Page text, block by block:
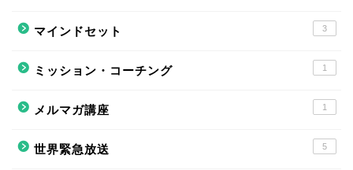
マインドセット 3
ミッション・コーチング 1
メルマガ講座 1
世界緊急放送 5